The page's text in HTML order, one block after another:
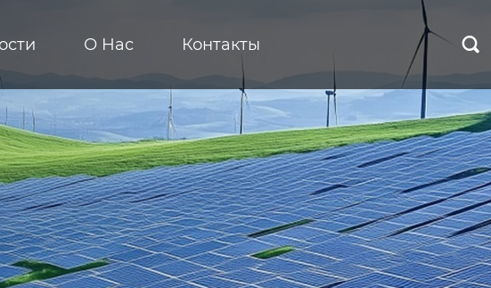
О Нас Контакты 